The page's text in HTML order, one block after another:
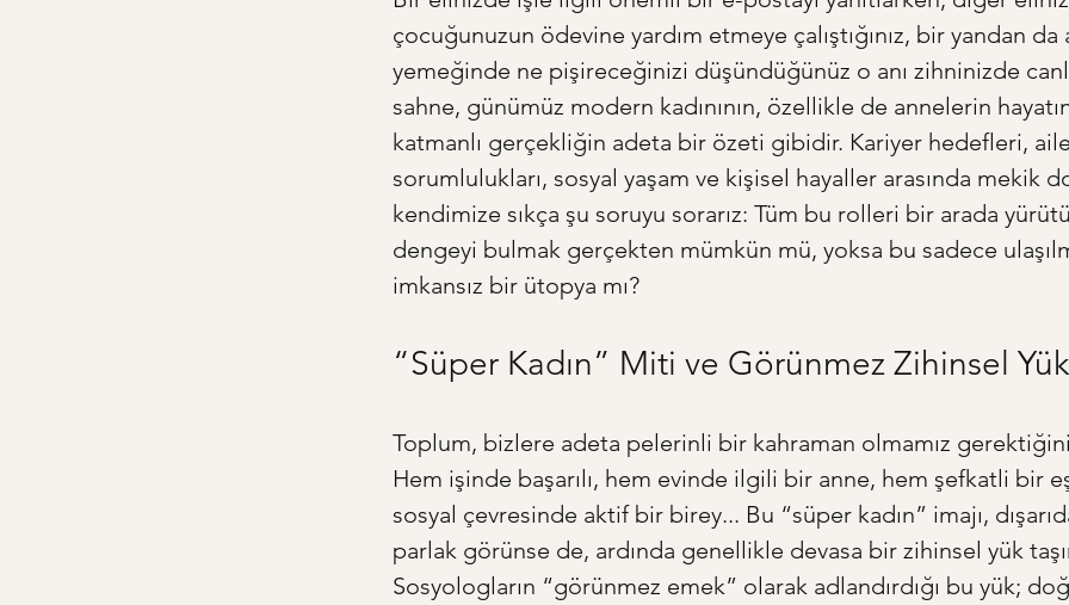
çocuğunuzun ödevine yardım etmeye çalıştığınız, bir yandan
yemeğinde ne pişireceğinizi düşündüğünüz o anı zihninizde
sahne, günümüz modern kadınının, özellikle de annelerin
katmanlı gerçekliğin adeta bir özeti gibidir. Kariyer hedefleri,
sorumlulukları, sosyal yaşam ve kişisel hayaller arasında mekik
kendimize sıkça şu soruyu sorarız: Tüm bu rolleri bir arada
dengeyi bulmak gerçekten mümkün mü, yoksa bu sadece
imkansız bir ütopya mı?
“Süper Kadın” Miti ve Görünmez Zihinsel Yük
Toplum, bizlere adeta pelerinli bir kahraman olmamız gerektiğini
Hem işinde başarılı, hem evinde ilgili bir anne, hem şefkatli bir
sosyal çevresinde aktif bir birey... Bu “süper kadın” imajı,
parlak görünse de, ardında genellikle devasa bir zihinsel yük
Sosyologların “görünmez emek” olarak adlandırdığı bu yük;